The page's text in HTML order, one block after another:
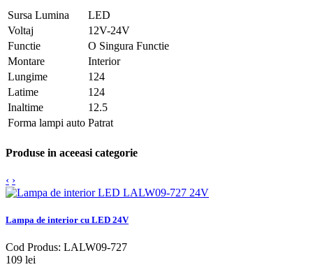
Sursa Lumina
LED
Voltaj
12V-24V
Functie
O Singura Functie
Montare
Interior
Lungime
124
Latime
124
Inaltime
12.5
Forma lampi auto Patrat
Produse in aceeasi categorie
‹ ›
Lampa de interior cu LED 24V
Cod Produs: LALW09-727
109 lei